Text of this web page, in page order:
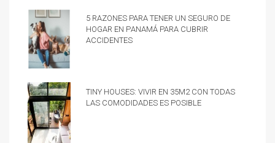
5 razones para tener un Seguro de
hogar en Panamá para cubrir
accidentes
Tiny Houses: vivir en 35m2 con todas
las comodidades es posible